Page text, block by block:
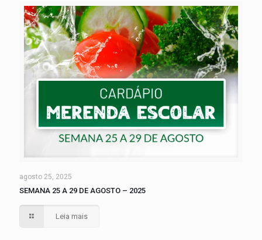
agosto 25, 2025
SEMANA 25 A 29 DE AGOSTO – 2025
Leia mais